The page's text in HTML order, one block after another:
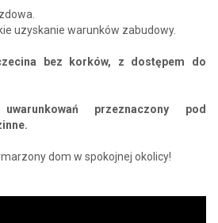
uzyskanie warunków zabudowy.
bez korków, z dostępem do
przeznaczony pod
dom w spokojnej okolicy!